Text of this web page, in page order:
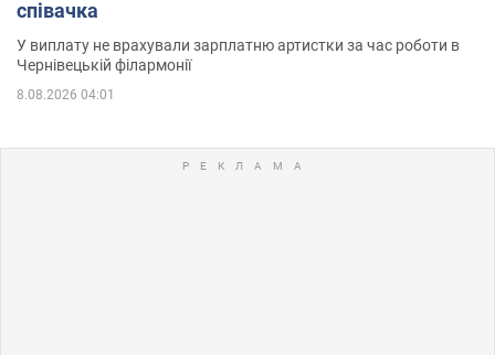
співачка
У виплату не врахували зарплатню артистки за час роботи в
Чернівецькій філармонії
8.08.2026 04:01